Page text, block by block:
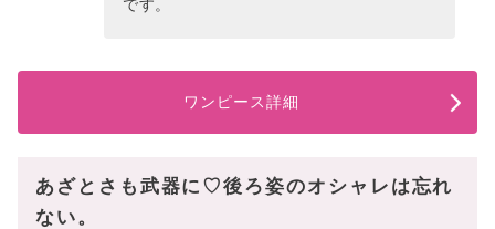
です。
ワンピース詳細
あざとさも武器に♡後ろ姿のオシャレは忘れ
ない。